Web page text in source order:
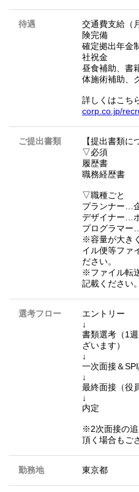
待遇
交通費支給（
険完備
確定拠出年金
社祝金
昼食補助、書
体施術補助、
詳しくはこち
corp.co.jp/
ご提出書類
【提出書類に
▽必須
履歴書
職務経歴書
▽職種ごと
プランナー…
デザイナー…
プログラマー
※容量が大き
イル便等ファ
ださい。
※ファイル転
記載ください。
選考フロー
エントリー
↓
書類選考（1
ざいます）
↓
一次面接＆
↓
最終面接（役
↓
内定
※2次面接の
頂く場合もご
勤務地 東京都